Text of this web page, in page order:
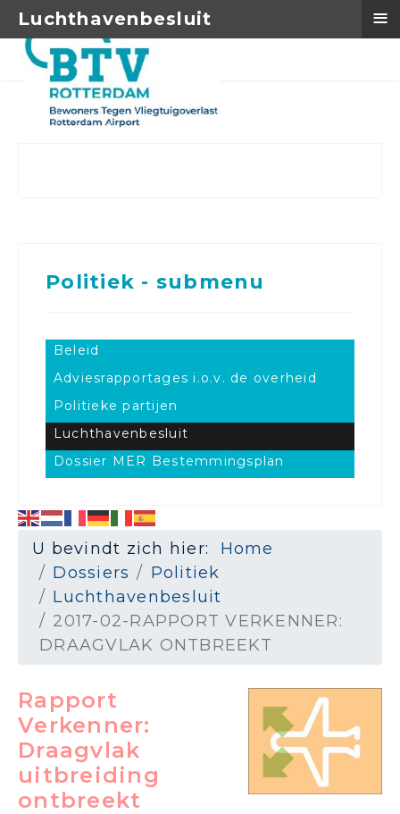
Politiek - submenu
Beleid
Adviesrapportages i.o.v. de overheid
Politieke partijen
Luchthavenbesluit
Dossier MER Bestemmingsplan
U bevindt zich hier: Home
Dossiers
Politiek
Luchthavenbesluit
2017-02-RAPPORT VERKENNER:
DRAAGVLAK ONTBREEKT
Rapport
Verkenner:
Draagvlak
uitbreiding
ontbreekt
Luchthavenbesluit ≡